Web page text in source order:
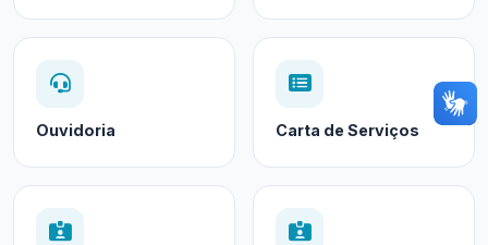
Ouvidoria Carta de Serviços